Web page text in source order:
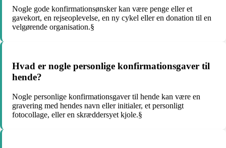
Nogle gode konfirmationsønsker kan være penge eller et
gavekort, en rejseoplevelse, en ny cykel eller en donation til en
velgørende organisation.§
Hvad er nogle personlige konfirmationsgaver til
hende?
Nogle personlige konfirmationsgaver til hende kan være en
gravering med hendes navn eller initialer, et personligt
fotocollage, eller en skræddersyet kjole.§